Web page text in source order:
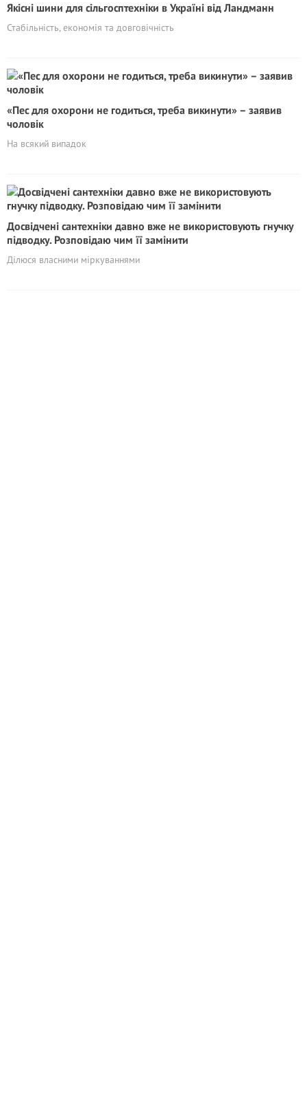
Якісні шини для сільгосптехніки в Україні від Ландманн
Стабільність, економія та довговічність
«Пес для охорони не годиться, треба викинути» – заявив
чоловік
На всякий випадок
Досвідчені сантехніки давно вже не використовують гнучку
підводку. Розповідаю чим її замінити
Ділюся власними міркуваннями